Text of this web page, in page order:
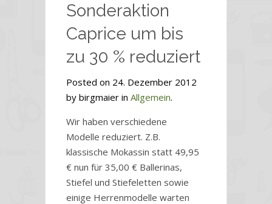
Sonderaktion
Caprice um bis
zu 30 % reduziert
Posted on 24. Dezember 2012
by birgmaier in Allgemein.
Wir haben verschiedene
Modelle reduziert. Z.B.
klassische Mokassin statt 49,95
€ nun für 35,00 € Ballerinas,
Stiefel und Stiefeletten sowie
einige Herrenmodelle warten